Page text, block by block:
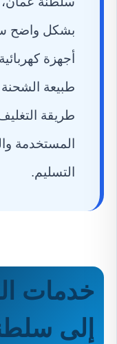
بشكل واضح
أجهزة
طبيعة
طريقة
المستخدمة
التسليم.
خدمات
إلى